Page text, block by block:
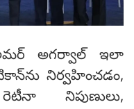
అగర్వాల్ ఇలా
నిర్వహించడం,
నిపుణులు,